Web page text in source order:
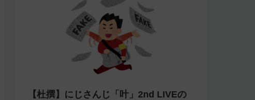
【杜撰】にじさんじ「叶」2nd LIVEの